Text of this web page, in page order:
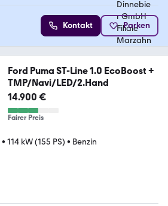
Kontakt Parken
Ford Puma ST-Line 1.0 EcoBoost +
TMP/Navi/LED/2.Hand
14.900 €
Fairer Preis
• 114 kW (155 PS) • Benzin